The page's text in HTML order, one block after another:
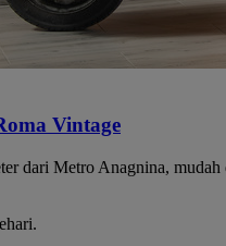
Vintage
dari Metro Anagnina, mudah